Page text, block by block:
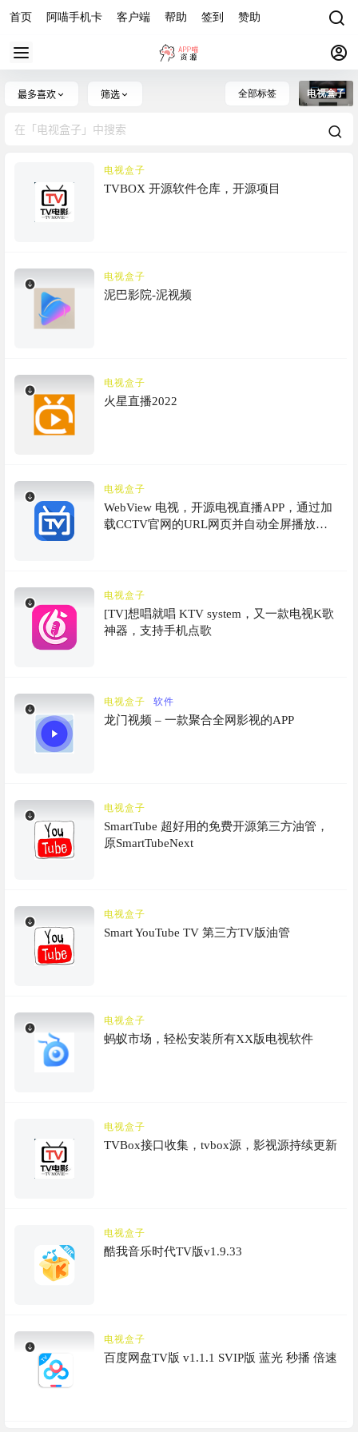
首页 阿喵手机卡 客户端 帮助 签到 赞助
最多喜欢 筛选 全部标签 电视盒子
电视盒子
TVBOX 开源软件仓库，开源项目
电视盒子
泥巴影院-泥视频
电视盒子
火星直播2022
电视盒子
WebView 电视，开源电视直播APP，通过加
载CCTV官网的URL网页并自动全屏播放
电视盒子
[TV]想唱就唱 KTV system，又一款电视K歌
神器，支持手机点歌
电视盒子 软件
龙门视频 – 一款聚合全网影视的APP
电视盒子
SmartTube 超好用的免费开源第三方油管，
原SmartTubeNext
电视盒子
Smart YouTube TV 第三方TV版油管
电视盒子
蚂蚁市场，轻松安装所有XX版电视软件
电视盒子
TVBox接口收集，tvbox源，影视源持续更新
电视盒子
酷我音乐时代TV版v1.9.33
电视盒子
百度网盘TV版 v1.1.1 SVIP版 蓝光 秒播 倍速